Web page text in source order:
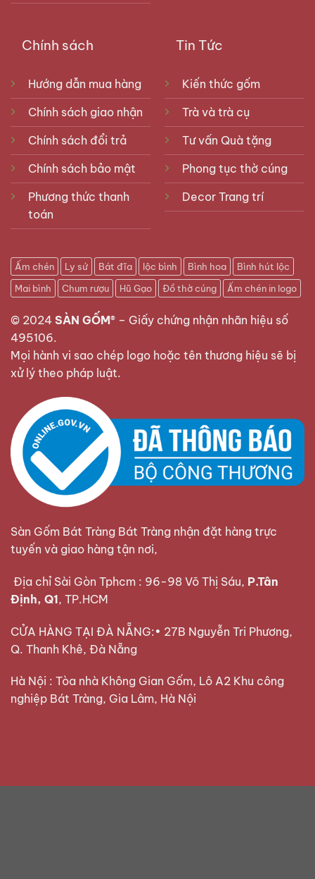
Chính sách
Hướng dẫn mua hàng
Chính sách giao nhận
Chính sách đổi trả
Chính sách bảo mật
Phương thức thanh
toán
Tin Tức
Kiến thức gốm
Trà và trà cụ
Tư vấn Quà tặng
Phong tục thờ cúng
Decor Trang trí
Ấm chén Ly sứ Bát đĩa lộc bình Bình hoa
Bình hút lộc
Mai bình
Chum rượu Hũ Gạo Đồ thờ cúng Ấm chén in logo
© 2024 SÀN GỐM® – Giấy chứng nhận nhãn hiệu số
495106.
Mọi hành vi sao chép logo hoặc tên thương hiệu sẽ bị
xử lý theo pháp luật.
Sàn Gốm Bát Tràng Bát Tràng nhận đặt hàng trực
tuyến và giao hàng tận nơi,
Địa chỉ Sài Gòn Tphcm : 96-98 Võ Thị Sáu, P.Tân
Định, Q1, TP.HCM
CỬA HÀNG TẠI ĐÀ NẴNG:• 27B Nguyễn Tri Phương,
Q. Thanh Khê, Đà Nẵng
Hà Nội : Tòa nhà Không Gian Gốm, Lô A2 Khu công
nghiệp Bát Tràng, Gia Lâm, Hà Nội